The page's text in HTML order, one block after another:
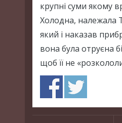
крупні суми якому
Холодна, належала
який і наказав
вона була отруєна
щоб її не